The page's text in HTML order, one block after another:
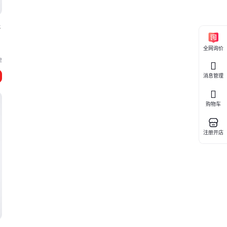
全网询价
消息管理
购物车
注册开店